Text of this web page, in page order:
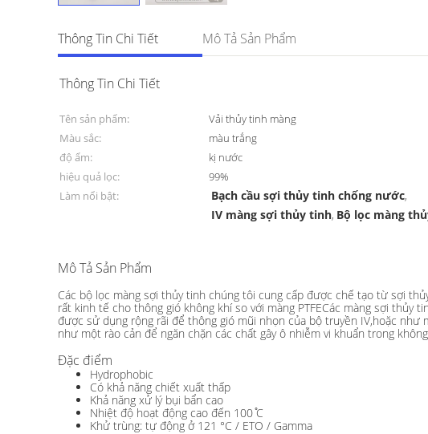
Thông Tin Chi Tiết Mô Tả Sản Phẩm
Thông Tin Chi Tiết
Tên sản phẩm: Vải thủy tinh màng
Màu sắc:
màu trắng
độ ẩm:
kị nước
hiệu quả lọc:
99%
Làm nổi bật:
Bạch cầu sợi thủy tinh chống nước,
IV màng sợi thủy tinh, Bộ lọc màng
Mô Tả Sản Phẩm
Các bộ lọc màng sợi thủy tinh chúng tôi cung cấp được chế tạo từ sợi
rất kinh tế cho thông gió không khí so với màng PTFECác màng sợi
được sử dụng rộng rãi để thông gió mũi nhọn của bộ truyền IV,hoặc
như một rào cản để ngăn chặn các chất gây ô nhiễm vi khuẩn trong
Đặc điểm
Hydrophobic
Có khả năng chiết xuất thấp
Khả năng xử lý bụi bẩn cao
Nhiệt độ hoạt động cao đến 100 ̊C
Khử trùng: tự động ở 121 °C / ETO / Gamma